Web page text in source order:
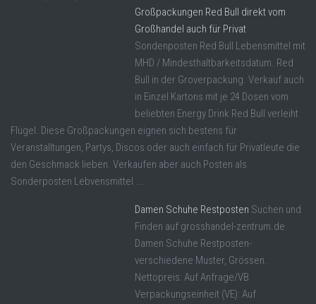
Großpackungen Red Bull direkt vom
Großhandel auch für Privat
Sondenposten Red Bull Lebensmittel mit
MHD / Mindesthaltbarkeitsdatum. Red
Bull in der Groverpackung. Verkauf auch
in Einzel Kartons mit je 24 Dosen vom
beliebten Energy Drink Red Bull verleiht
Flügel. Diese Großpackungen eignen sich bestens für
Veranstalltungen, Partys, Discos oder auch einfach für Privatleute die
den Geschmack lieben. Verkaufen aber auch Posten als
Sonderposten Lebvensmittel ...
Damen Schuhe Restposten Suchen und
Finden auf grosshandel-zentrum.de
Damen Schuhe Restposten-
verschiedene Muster, Grössen.
Nettopreis: Auf Anfrage/VB
Verpackungseinheit (VE): Auf